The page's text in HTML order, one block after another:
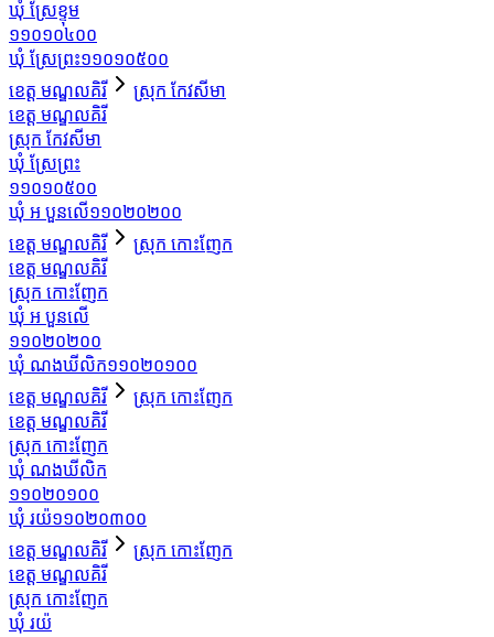
ឃុំ ស្រែខ្ទុម
១១០១០៤០០
ឃុំ ស្រែព្រះ១១០១០៥០០
ខេត្ត មណ្ឌលគិរី
ស្រុក កែវសីមា
ខេត្ត មណ្ឌលគិរី
ស្រុក កែវសីមា
ឃុំ ស្រែព្រះ
១១០១០៥០០
ឃុំ អ បួនលើ១១០២០២០០
ខេត្ត មណ្ឌលគិរី
ស្រុក កោះញែក
ខេត្ត មណ្ឌលគិរី
ស្រុក កោះញែក
ឃុំ អ បួនលើ
១១០២០២០០
ឃុំ ណងឃីលិក១១០២០១០០
ខេត្ត មណ្ឌលគិរី
ស្រុក កោះញែក
ខេត្ត មណ្ឌលគិរី
ស្រុក កោះញែក
ឃុំ ណងឃីលិក
១១០២០១០០
ឃុំ រយ៉១១០២០៣០០
ខេត្ត មណ្ឌលគិរី
ស្រុក កោះញែក
ខេត្ត មណ្ឌលគិរី
ស្រុក កោះញែក
ឃុំ រយ៉